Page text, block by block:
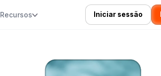
Recursos Iniciar sessão